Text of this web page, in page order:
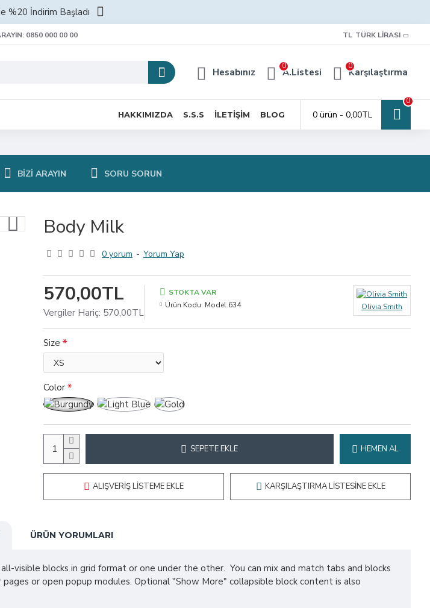
%20 İndirim Başladı
0850 000 00 00 TL TÜRK LIRASI
Hesabınız A.Listesi
0
Karşılaştırma
0
HAKKIMIZDA S.S.S İLETIŞIM BLOG 0 ürün - 0,00TL
0
BIZI ARAYIN SORU SORUN
Body Milk
0 yorum - Yorum Yap
570,00TL
Vergiler Hariç: 570,00TL
STOKTA VAR
Ürün Kodu: Model 634 Olivia Smith
Size
Color
SEPETE EKLE HEMEN AL
ALIŞVERIŞ LISTEME EKLE KARŞILAŞTIRMA LISTESINE EKLE
ÜRÜN YORUMLARI
visible blocks in grid format or one under the other. You can mix and match tabs and blocks
or open popup modules. Optional "Show More" collapsible block content is also